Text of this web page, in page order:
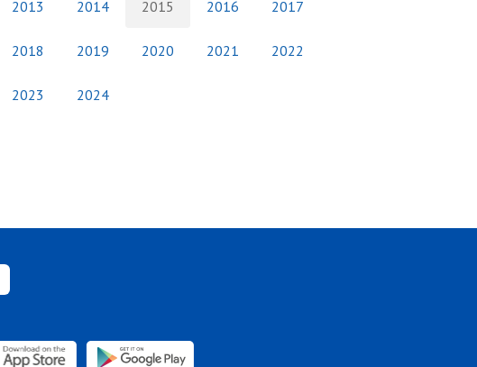
2013 2014 2015 2016 2017
2018 2019 2020 2021 2022
2023 2024